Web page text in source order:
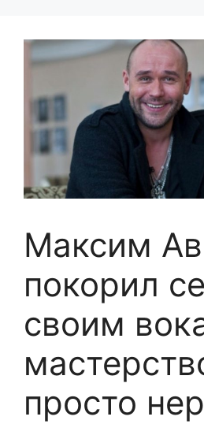
Максим
покорил
своим
просто